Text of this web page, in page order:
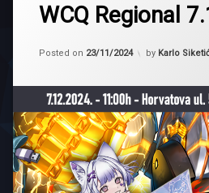
WCQ Regional
Posted on 23/11/2024
Updated on
by Karlo
2024
najava
tournament
Yugioh